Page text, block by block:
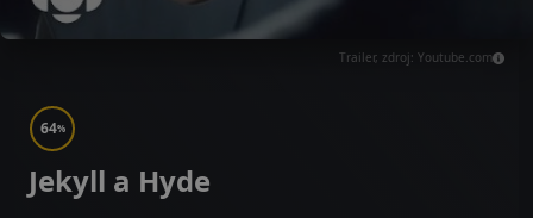
Trailer, zdroj: Youtube.com
64%
Jekyll a Hyde